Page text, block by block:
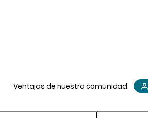
Ventajas de nuestra comunidad